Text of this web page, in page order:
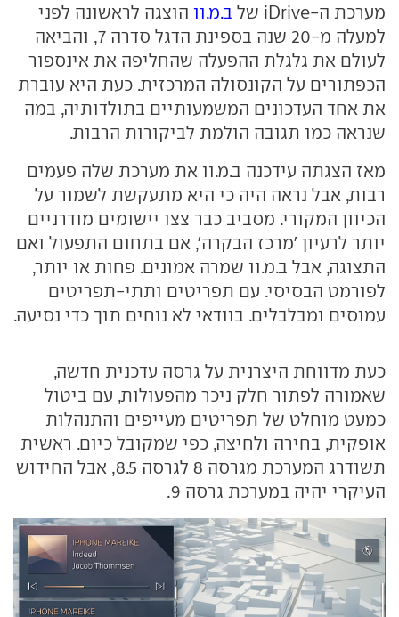
מערכת ה-iDrive של ב.מ.וו הוצגה לראשונה לפני
למעלה מ-20 שנה בספינת הדגל סדרה 7, והביאה
לעולם את גלגלת ההפעלה שהחליפה את אינספור
הכפתורים על הקונסולה המרכזית. כעת היא עוברת
את אחד העדכונים המשמעותיים בתולדותיה, במה
שנראה כמו תגובה הולמת לביקורות הרבות.
מאז הצגתה עידכנה ב.מ.וו את מערכת שלה פעמים
רבות, אבל נראה היה כי היא מתעקשת לשמור על
הכיוון המקורי. מסביב כבר צצו יישומים מודרניים
יותר לרעיון 'מרכז הבקרה', אם בתחום התפעול ואם
התצוגה, אבל ב.מ.וו שמרה אמונים. פחות או יותר,
לפורמט הבסיסי. עם תפריטים ותתי-תפריטים
עמוסים ומבלבלים. בוודאי לא נוחים תוך כדי נסיעה.
כעת מדווחת היצרנית על גרסה עדכנית חדשה,
שאמורה לפתור חלק ניכר מהפעולות, עם ביטול
כמעט מוחלט של תפריטים מעייפים והתנהלות
אופקית, בחירה ולחיצה, כפי שמקובל כיום. ראשית
תשודרג המערכת מגרסה 8 לגרסה 8.5, אבל החידוש
העיקרי יהיה במערכת גרסה 9.